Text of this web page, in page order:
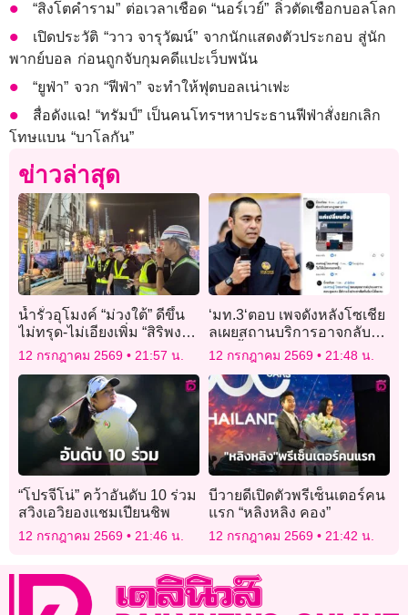
“สิงโตคำราม” ต่อเวลาเชือด “นอร์เวย์” ลิ่วตัดเชือกบอลโลก
เปิดประวัติ “วาว จารุวัฒน์” จากนักแสดงตัวประกอบ สู่นัก
พากย์บอล ก่อนถูกจับกุมคดีแปะเว็บพนัน
“ยูฟ่า” จวก “ฟีฟ่า” จะทำให้ฟุตบอลเน่าเฟะ
สื่อดังแฉ! “ทรัมป์” เป็นคนโทรฯหาประธานฟีฟ่าสั่งยกเลิก
โทษแบน “บาโลกัน”
ข่าวล่าสุด
น้ำรั่วอุโมงค์ “ม่วงใต้” ดีขึ้น
ไม่ทรุด-ไม่เอียงเพิ่ม “สิริพงศ์”
กำชับเยียวยาประชาชนให้
12 กรกฎาคม 2569 21:57 น.
‘มท.3‘ตอบ เพจดังหลังโซเชีย
ลเผยสถานบริการอาจกลับมา
เปิด ย้ำติดตามเข้ม บังคับใช้
ก.ม.ต่อเนื่อง
12 กรกฎาคม 2569 21:48 น.
“โปรจีโน่” คว้าอันดับ 10 ร่วม
สวิงเอวิยองแชมเปียนชิพ
12 กรกฎาคม 2569 21:46 น.
บีวายดีเปิดตัวพรีเซ็นเตอร์คน
แรก “หลิงหลิง คอง”
12 กรกฎาคม 2569 21:42 น.